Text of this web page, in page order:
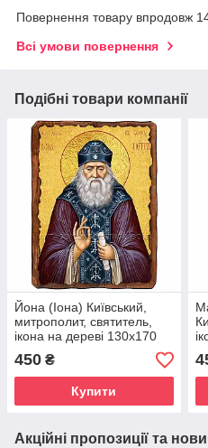
Повернення товару впродовж
Всі умови повернення
Подібні товари компанії
Йона (Іона) Київський,
митрополит, святитель,
ікона на дереві 130х170
450 ₴
Купити
Акційні пропозиції та